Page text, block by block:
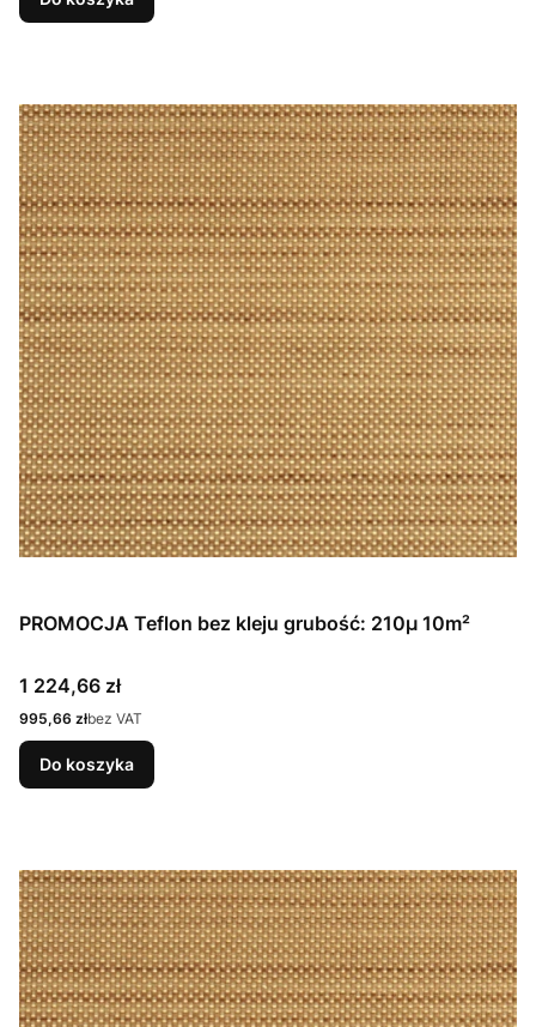
PROMOCJA Teflon bez kleju grubość: 210µ 10m²
Cena
1 224,66 zł
Cena
995,66 złbez VAT
Do koszyka